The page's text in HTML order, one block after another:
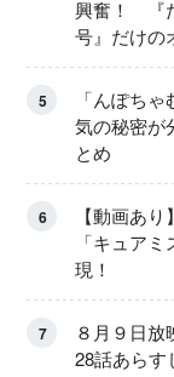
興奮！ 『
号』だけの
ア くるく
5
「んぽち
気の秘密が
とめ
6
【動画あ
「キュア
現！
7
８月９日
28話あらす